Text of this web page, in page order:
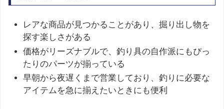
レアな商品が見つかることがあり、掘り出し物を
探す楽しさがある
価格がリーズナブルで、釣り具の自作派にもぴっ
たりのパーツが揃っている
早朝から夜遅くまで営業しており、釣りに必要な
アイテムを急に揃えたいときにも便利